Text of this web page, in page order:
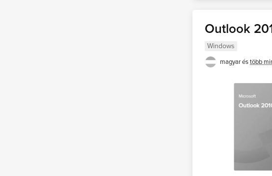
Outlook
Windows
magyar éstöbb